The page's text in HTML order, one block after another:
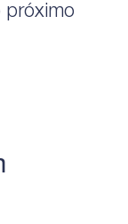
próximo